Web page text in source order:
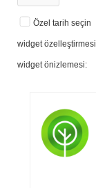
Özel tarih seçin
widget özelleştirmesi
widget önizlemesi: